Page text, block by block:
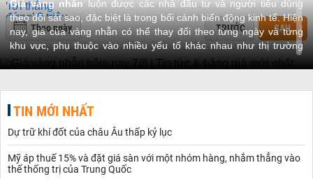
Theo ngày TRƯỚC SAU
Giá vàng nhẫn luôn được các nhà đầu tư và người tiêu dùng
theo dõi sát sao, đặc biệt là trong bối cảnh biến động kinh tế. Hiện
nay, giá của vàng nhẫn có thể thay đổi theo từng ngày và từng
khu vực, phụ thuộc vào nhiều yếu tố khác nhau như thị trường
vàng thế giới, tỷ giá ngoại tệ, và tình hình kinh tế trong nước. Việc
Xem thêm: Vàng trang sức
Thông tin chủ đề giá vàng nhẫn hôm nay
Chủ đề này sẽ luôn cập nhật các bài viết có nội dung liên quan
đến giá các loại vàng nhẫn, giúp người đọc nắm chính xác về:
- Mức giá giao dịch cao nhất, thấp nhất
TIN MỚI NHẤT
Dự trữ khí đốt của châu Âu thấp kỷ lục
Mỹ áp thuế 15% và đặt giá sàn với một nhóm hàng, nhắm thẳng vào
thế thống trị của Trung Quốc